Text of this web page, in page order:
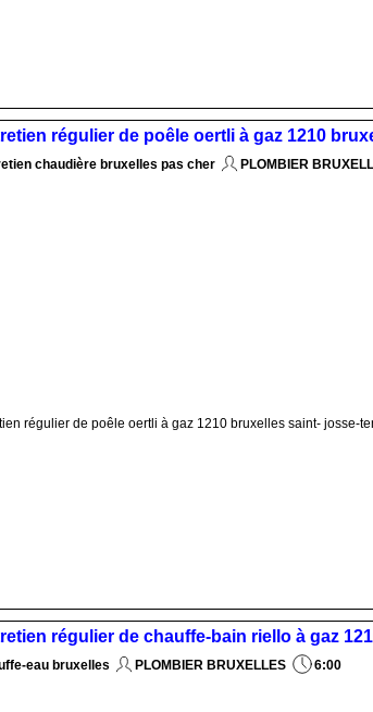
régulier de poêle oertli à gaz 1210
chaudière bruxelles pas cher PLOMBIER
régulier de poêle oertli à gaz 1210 bruxelles saint- josse-
régulier de chauffe-bain riello à gaz
eau bruxelles PLOMBIER BRUXELLES 6:00